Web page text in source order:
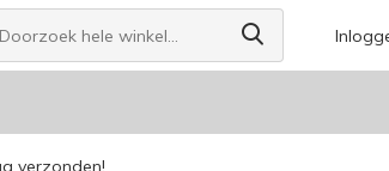
verzonden!